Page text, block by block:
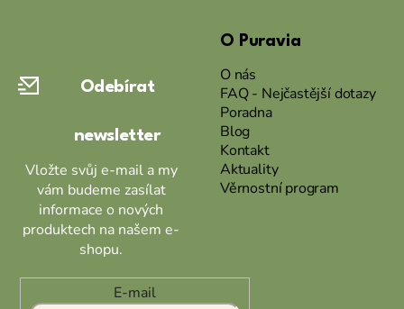
Odebírat
newsletter
Vložte svůj e-mail a my
vám budeme zasílat
informace o nových
produktech na našem e-
shopu.
E-mail
O Puravia
O nás
FAQ - Nejčastější dotazy
Poradna
Blog
Kontakt
Aktuality
Věrnostní program